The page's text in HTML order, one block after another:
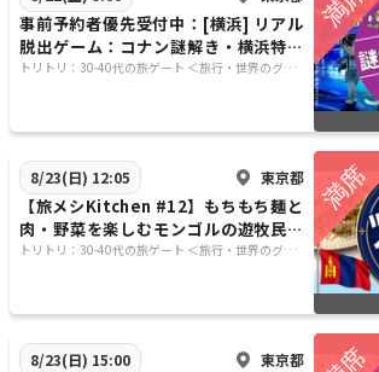
事前予約者優先受付中：[横浜] リアル
脱出ゲーム：コナン謎解き・横浜特別
バージョン！
トリトリ：30-40代の旅ゲート ＜旅行・世界のグル
8/23(日) 12:05 東京都
【旅メシKitchen #12】もちもち麺と
肉・野菜を楽しむモンゴルの遊牧民料
理「ツォイワン」
トリトリ：30-40代の旅ゲート ＜旅行・世界のグル
8/23(日) 15:00 東京都